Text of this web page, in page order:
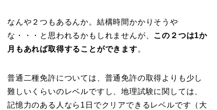
なんや２つもあるんか。結構時間かかりそうや
な・・・と思われるかもしれませんが、 この２つは1か
月もあれば取得することができます。
普通二種免許については、普通免許の取得よりも少し
難しいくらいのレベルですし、地理試験に関しては、
記憶力のある人なら1日でクリアできるレベルです（大